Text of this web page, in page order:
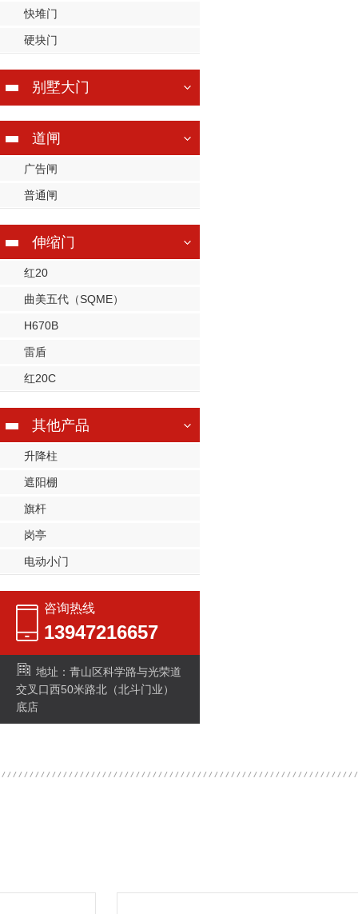
快堆门
硬块门
别墅大门
道闸
广告闸
普通闸
伸缩门
红20
曲美五代（SQME）
H670B
雷盾
红20C
其他产品
升降柱
遮阳棚
旗杆
岗亭
电动小门
咨询热线
13947216657
地址：青山区科学路与光荣道
交叉口西50米路北（北斗门业）
底店